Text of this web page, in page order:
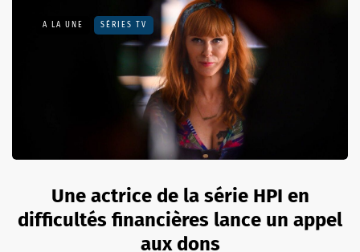
A LA UNE SÉRIES TV
Une actrice de la série HPI en
difficultés financières lance un appel
aux dons